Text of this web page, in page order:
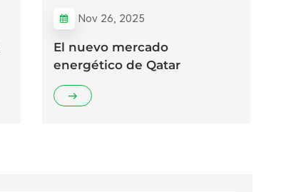
Nov 26, 2025
El nuevo mercado
energético de Qatar